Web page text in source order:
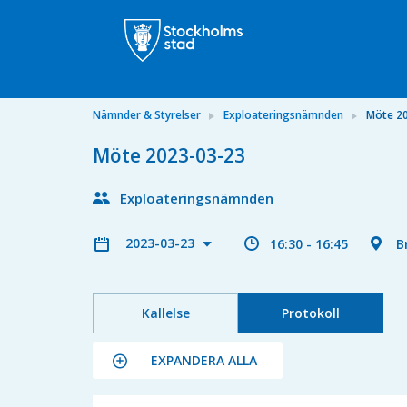
Nämnder & Styrelser Exploateringsnämnden Möte
Möte 2023-03-23
Exploateringsnämnden
2023-03-23 16:30 - 16:45
Kallelse Protokoll
EXPANDERA ALLA